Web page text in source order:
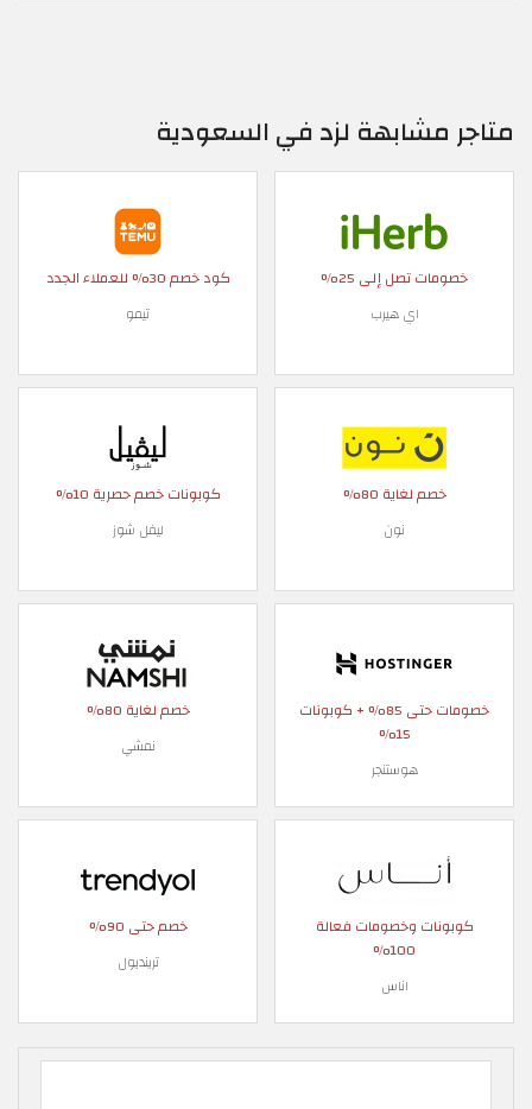
متاجر مشابهة لزد في السعودية
خصومات تصل إلى 25%
اي هيرب
كود خصم 30% للعملاء الجدد
تيمو
خصم لغاية 80%
نون
كوبونات خصم حصرية 10%
ليفل شوز
خصومات حتى 85% + كوبونات
15%
هوستنجر
خصم لغاية 80%
نمشي
كوبونات وخصومات فعالة
100%
اناس
خصم حتى 90%
ترينديول